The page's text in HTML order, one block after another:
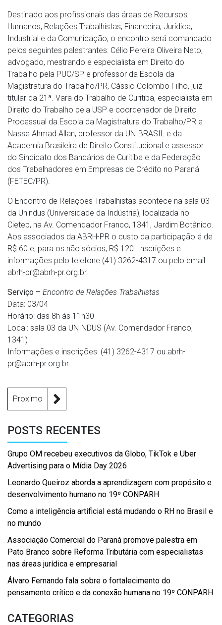
Destinado aos profissionais das áreas de Recursos
Humanos, Relações Trabalhistas, Financeira, Jurídica,
Industrial e da Comunicação, o encontro será comandado
pelos seguintes palestrantes: Célio Pereira Oliveira Neto,
advogado, mestrando e especialista em Direito do
Trabalho pela PUC/SP e professor da Escola da
Magistratura do Trabalho/PR, Cássio Colombo Filho, juiz
titular da 21ª. Vara do Trabalho de Curitiba, especialista em
Direito do Trabalho pela USP e coordenador de Direito
Processual da Escola da Magistratura do Trabalho/PR e
Nasse Ahmad Allan, professor da UNIBRASIL e da
Academia Brasileira de Direito Constitucional e assessor
do Sindicato dos Bancários de Curitiba e da Federação
dos Trabalhadores em Empresas de Crédito no Paraná
(FETEC/PR).
O Encontro de Relações Trabalhistas acontece na sala 03
da Unindus (Universidade da Indústria), localizada no
Cietep, na Av. Comendador Franco, 1341, Jardim Botânico.
Aos associados da ABRH-PR o custo da participação é de
R$ 60 e, para os não sócios, R$ 120. Inscrições e
informações pelo telefone (41) 3262-4317 ou pelo email
abrh-pr@abrh-pr.org.br.
Serviço – Encontro de Relações Trabalhistas
Data: 03/04
Horário: das 8h às 11h30
Local: sala 03 da UNINDUS (Av. Comendador Franco,
1341)
Informações e inscrições: (41) 3262-4317 ou abrh-
pr@abrh-pr.org.br
Proximo
POSTS RECENTES
Grupo OM recebeu executivos da Globo, TikTok e Uber
Advertising para o Mídia Day 2026
Leonardo Queiroz aborda a aprendizagem com propósito e
desenvolvimento humano no 19º CONPARH
Como a inteligência artificial está mudando o RH no Brasil e
no mundo
Associação Comercial do Paraná promove palestra em
Pato Branco sobre Reforma Tributária com especialistas
nas áreas jurídica e empresarial
Álvaro Fernando fala sobre o fortalecimento do
pensamento crítico e da conexão humana no 19º CONPARH
CATEGORIAS